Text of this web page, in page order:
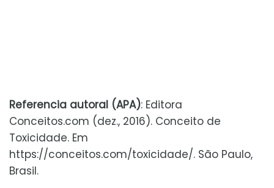
Referencia autoral (APA): Editora
Conceitos.com (dez., 2016). Conceito de
Toxicidade. Em
https://conceitos.com/toxicidade/. São Paulo,
Brasil.